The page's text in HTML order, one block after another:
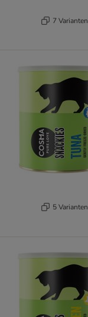
7 Varianten
5 Varianten